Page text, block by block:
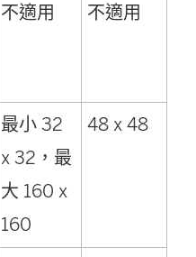
不適用 不適用
最小 32
x 32，最
大 160 x
160
48 x 48